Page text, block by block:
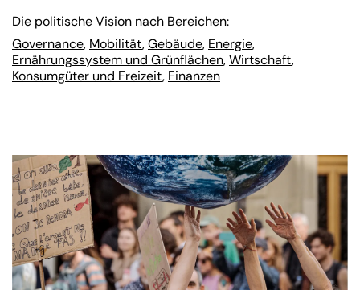
Die politische Vision nach Bereichen:
Governance, Mobilität,Gebäude, Energie,
Ernährungssystem und Grünflächen,Wirtschaft,
Konsumgüter und Freizeit, Finanzen